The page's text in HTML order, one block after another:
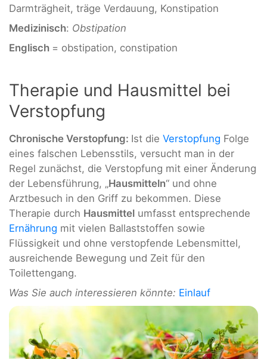
Darmträgheit, träge Verdauung, Konstipation
Medizinisch: Obstipation
Englisch = obstipation, constipation
Therapie und Hausmittel bei
Verstopfung
Chronische Verstopfung: Ist die Verstopfung Folge
eines falschen Lebensstils, versucht man in der
Regel zunächst, die Verstopfung mit einer Änderung
der Lebensführung, „Hausmitteln“ und ohne
Arztbesuch in den Griff zu bekommen. Diese
Therapie durch Hausmittel umfasst entsprechende
Ernährung mit vielen Ballaststoffen sowie
Flüssigkeit und ohne verstopfende Lebensmittel,
ausreichende Bewegung und Zeit für den
Toilettengang.
Was Sie auch interessieren könnte: Einlauf